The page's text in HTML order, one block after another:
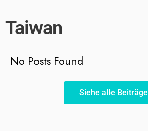
Taiwan
No Posts Found
Siehe alle Beiträge